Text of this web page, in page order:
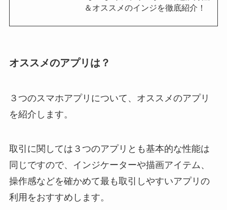
＆オススメのインジを徹底紹介！
オススメのアプリは？
３つのスマホアプリについて、オススメのアプリ
を紹介します。
取引に関しては３つのアプリとも基本的な性能は
同じですので、インジケーターや描画アイテム、
操作感などを確かめて最も取引しやすいアプリの
利用をおすすめします。